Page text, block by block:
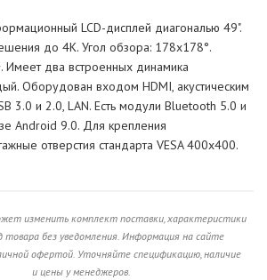
LCD-дисплей диагональю 49".
до 4K. Угол обзора: 178x178°.
Имеет два встроенных динамика
Оборудован входом HDMI, акустическим
3.0 и 2.0, LAN. Есть модули Bluetooth 5.0 и
Android 9.0. Для крепления
отверстия стандарта VESA 400x400.
изменить комплект поставки, характеристики
товара без уведомления. Информация на сайте
офертой. Уточняйте спецификацию, наличие
и цены у менеджеров.